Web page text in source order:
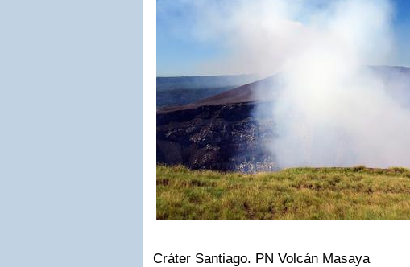
Cráter Santiago. PN Volcán Masaya